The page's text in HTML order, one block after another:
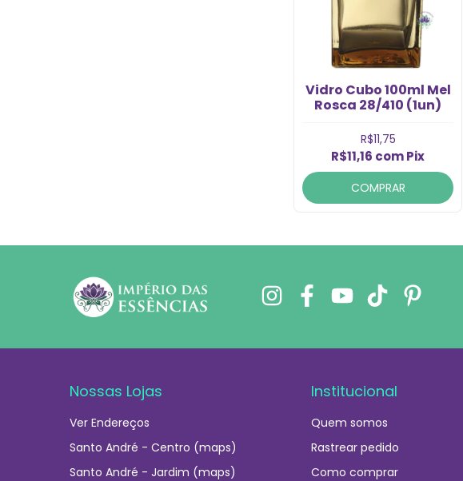
Vidro Cubo 100ml Mel
Rosca 28/410 (1un)
R$11,75
R$11,16 comPix
COMPRAR
Nossas Lojas
Ver Endereços
Santo André - Centro (maps)
Santo André - Jardim (maps)
Institucional
Quem somos
Rastrear pedido
Como comprar